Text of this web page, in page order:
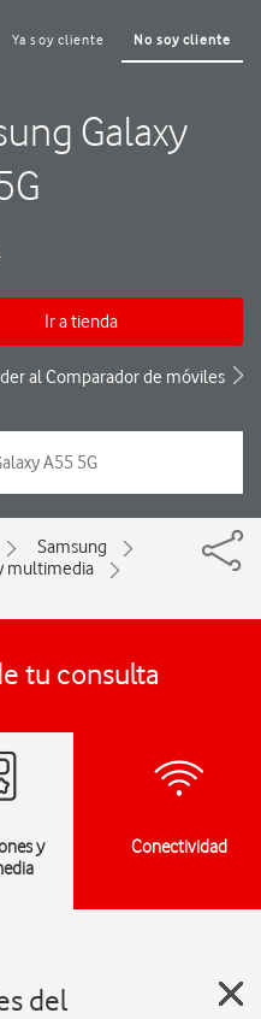
Ya soy cliente No soy cliente
Galaxy
Ir a tienda
al Comparador de móviles
Samsung
multimedia
tu consulta
y
Conectividad
del